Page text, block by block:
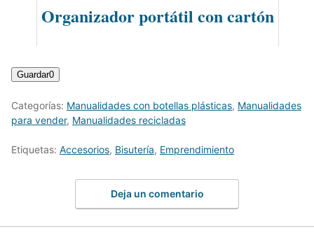
Organizador portátil con cartón
Guardar0
Categorías: Manualidades con botellas plásticas, Manualidades
para vender, Manualidades recicladas
Etiquetas: Accesorios, Bisutería, Emprendimiento
Deja un comentario